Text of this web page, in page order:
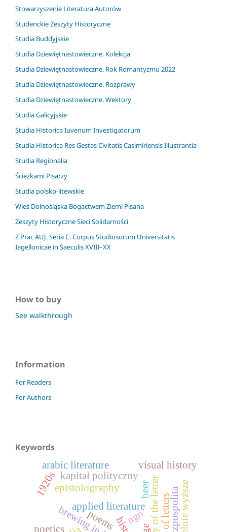
Stowarzyszenie Literatura Autorów
Studenckie Zeszyty Historyczne
Studia Buddyjskie
Studia Dziewiętnastowieczne. Kolekcja
Studia Dziewiętnastowieczne. Rok Romantyzmu 2022
Studia Dziewiętnastowieczne. Rozprawy
Studia Dziewiętnastowieczne. Wektory
Studia Galicyjskie
Studia Historica Iuvenum Investigatorum
Studia Historica Res Gestas Civitatis Casimiriensis Illustrantia
Studia Regionalia
Ścieżkami Pisarzy
Studia polsko-litewskie
Wieś Dolnośląska Bogactwem Ziemi Pisana
Zeszyty Historyczne Sieci Solidarności
Z Prac AUJ. Seria C. Corpus Studiosorum Universitatis
Iagellonicae in Saeculis XVIII–XX
How to buy
See walkthrough
Information
For Readers
For Authors
Keywords
beertheory of the letter
epistolography
applied literature
kapitał polityczny
arabic literature
poetics poems
visual history
1920s uczelnie wyższe
ngo